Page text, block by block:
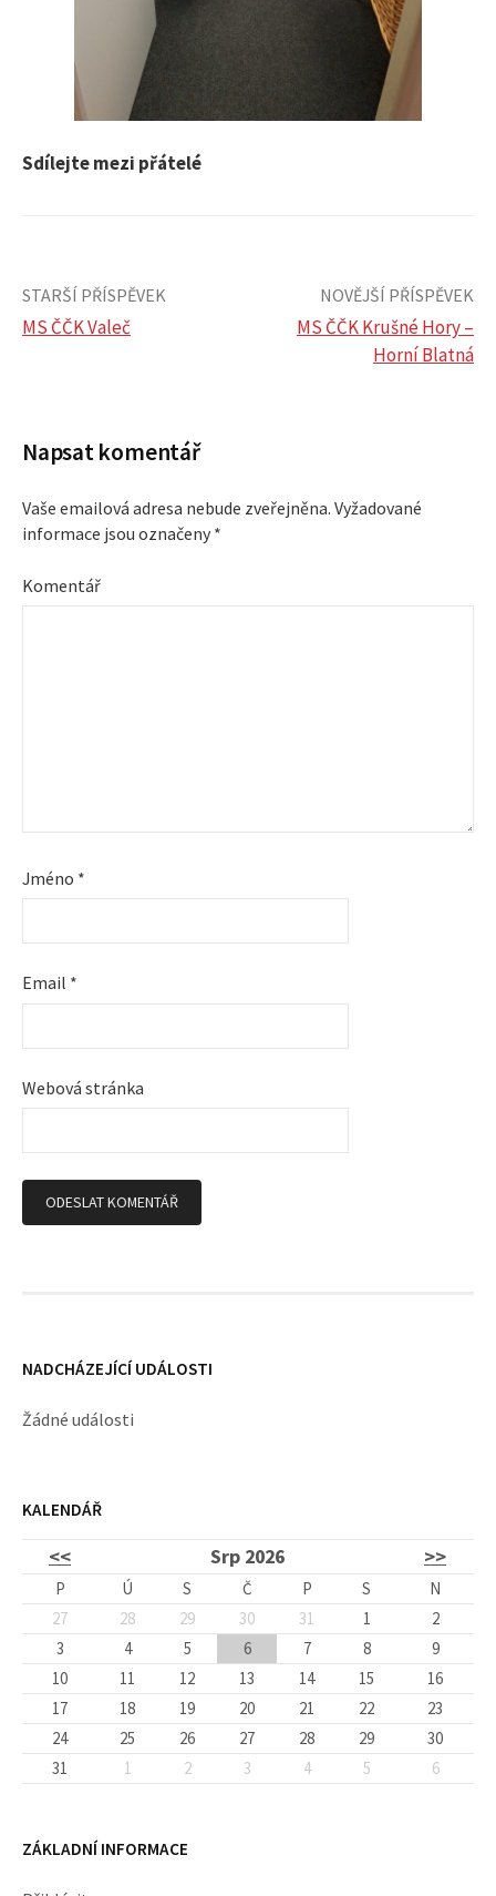
Sdílejte mezi přátelé
i
g
r
o
ř
s
ě
v
STARŠÍ PŘÍSPĚVEK
MS ČČK Valeč
NOVĚJŠÍ PŘÍSPĚVEK
MS ČČK Krušné Hory –
Horní Blatná
Napsat komentář
Vaše emailová adresa nebude zveřejněna. Vyžadované
informace jsou označeny *
Komentář
Jméno *
Email *
Webová stránka
NADCHÁZEJÍCÍ UDÁLOSTI
Žádné události
KALENDÁŘ
<< Srp 2026 >>
P Ú S Č P S
N
27
28 29 30 31 1
2
3
4 5 6 7 8
9
10
11 12 13 14 15
16
17
18 19 20 21 22
23
24
25 26 27 28 29
30
31
1 2 3 4 5 6
ZÁKLADNÍ INFORMACE